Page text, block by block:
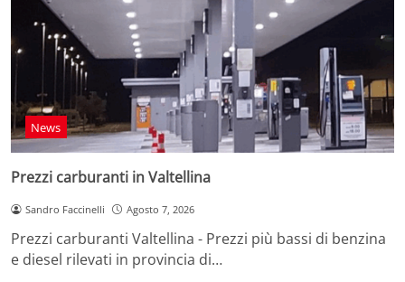
News
Prezzi carburanti in Valtellina
Sandro Faccinelli Agosto 7, 2026
Prezzi carburanti Valtellina - Prezzi più bassi di benzina
e diesel rilevati in provincia di…